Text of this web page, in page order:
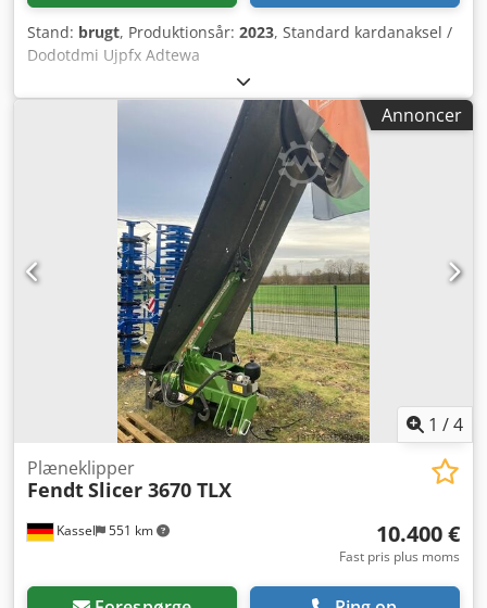
Stand: brugt, Produktionsår: 2023, Standard kardanaksel /
Dodotdmi Ujpfx Adtewa
Annoncer
1 /4
Kassel 551 km
Plæneklipper
FendtSlicer 3670 TLX
10.400 €
Fast pris plus moms